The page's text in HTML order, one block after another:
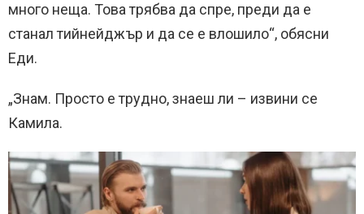
много неща. Това трябва да спре, преди да е
станал тийнейджър и да се е влошило“, обясни
Еди.
„Знам. Просто е трудно, знаеш ли – извини се
Камила.